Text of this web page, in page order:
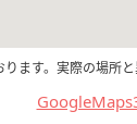
ます。実際の場所